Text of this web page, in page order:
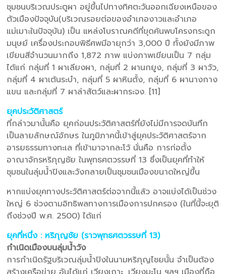
ชุมชนบริเวณประตูผา อยู่ขึ้นไปทางทิศตะวันออกเฉียงเหนือของ
ตัวเมืองปัจจุบัน(บริเวณรอยต่อของอำเภองาวและอำเภอ
แม่เมาะในปัจจุบัน) เป็น แหล่งโบราณคดีที่ขุดค้นพบโครงกระดูก
มนุษย์ เครื่องประกอบพิธีศพมีอายุกว่า 3,000 ปี ทั้งยังมีภาพ
เขียนสีจำนวนมากถึง 1,872 ภาพ แบ่งภาพเขียนเป็น 7 กลุ่ม
ได้แก่ กลุ่มที่ 1 ผาเลียงผา, กลุ่มที่ 2 ผานกยูง, กลุ่มที่ 3 ผาวัว,
กลุ่มที่ 4 ผาเต้นระบำ, กลุ่มที่ 5 ผาหินตั้ง, กลุ่มที่ 6 ผานางกาง
แขน และกลุ่มที่ 7 ผาล่าสัตว์และผากระจง. [11]
ยุคประวัติศาสตร์
ที่กล่าวมานั้นคือ ยุคก่อนประวัติศาสตร์ที่ยังไม่มีการจดบันทึก
เป็นลายลักษณ์อักษร ในภูมิภาคนี้เข้าสู่ยุคประวัติศาสตร์จาก
อารยธรรมทางทะเล ที่เข้ามาจากละโว้ นั่นคือ การก่อตั้ง
อาณาจักรหริภุญชัย ในพุทธศตวรรษที่ 13 ซึ่งเป็นยุคที่ทำให้
ชุมชนในลุ่มน้ำปิงและวังกลายเป็นชุมชนเมืองขนาดใหญ่ขึ้น
หากแบ่งยุคทางประวัติศาสตร์ต่อจากนี้แล้ว อาจแบ่งได้เป็นช่วง
ใหญ่ 6 ช่วงตามอิทธิพลทางการเมืองการปกครอง (ในที่นี้จะยุติ
ถึงช่วงปี พ.ศ. 2500) ได้แก่
ยุคที่หนึ่ง : หริภุญชัย (ราวพุทธศตวรรษที่ 13)
กำเนิดเมืองบนลุ่มน้ำวัง
การกำเนิดรัฐบริเวณลุ่มน้ำปิงในนามหริภุญไชยนั้น จำเป็นต้อง